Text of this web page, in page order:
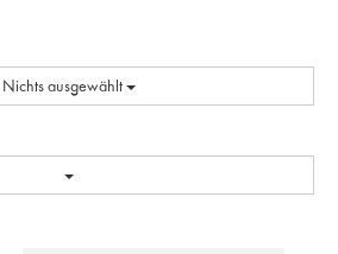
Nichts ausgewählt